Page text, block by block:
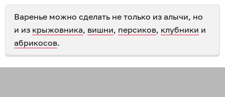
Варенье можно сделать не только из алычи, но
и из крыжовника, вишни, персиков, клубники и
абрикосов.